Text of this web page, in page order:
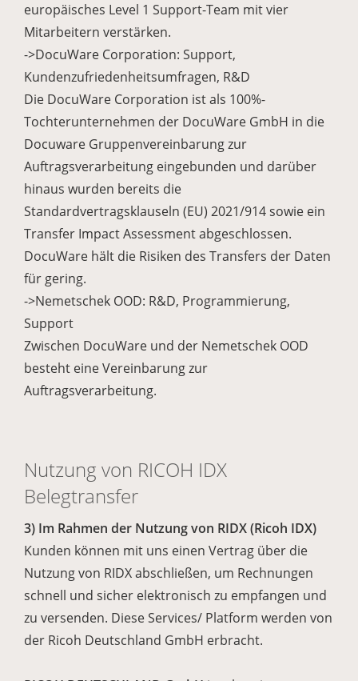
europäisches Level 1 Support-Team mit vier
Mitarbeitern verstärken.
->DocuWare Corporation: Support,
Kundenzufriedenheitsumfragen, R&D
Die DocuWare Corporation ist als 100%-
Tochterunternehmen der DocuWare GmbH in die
Docuware Gruppenvereinbarung zur
Auftragsverarbeitung eingebunden und darüber
hinaus wurden bereits die
Standardvertragsklauseln (EU) 2021/914 sowie ein
Transfer Impact Assessment abgeschlossen.
DocuWare hält die Risiken des Transfers der Daten
für gering.
->Nemetschek OOD: R&D, Programmierung,
Support
Zwischen DocuWare und der Nemetschek OOD
besteht eine Vereinbarung zur
Auftragsverarbeitung.
Nutzung von RICOH IDX
Belegtransfer
3) Im Rahmen der Nutzung von RIDX (Ricoh IDX)
Kunden können mit uns einen Vertrag über die
Nutzung von RIDX abschließen, um Rechnungen
schnell und sicher elektronisch zu empfangen und
zu versenden. Diese Services/ Platform werden von
der Ricoh Deutschland GmbH erbracht.